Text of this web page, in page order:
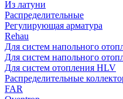
Из латуни
Распределительные
Регулирующая арматура
Rehau
Для систем напольного
Для систем напольного
Для систем отопления HLV
Распределительные
FAR